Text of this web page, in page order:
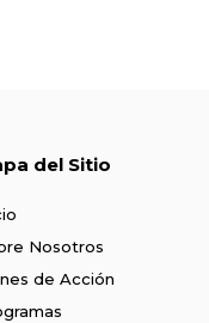
del Sitio
Nosotros
de Acción